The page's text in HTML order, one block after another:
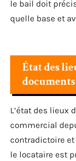
le bail doit
quelle base et
État des
L’état des lieux
commercial
contradictoire et
le locataire est